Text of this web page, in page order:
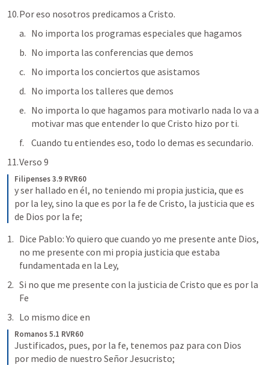
Por eso nosotros predicamos a Cristo.
No importa los programas especiales que hagamos
No importa las conferencias que demos
No importa los conciertos que asistamos
No importa los talleres que demos
No importa lo que hagamos para motivarlo nada lo va a
motivar mas que entender lo que Cristo hizo por ti.
Cuando tu entiendes eso, todo lo demas es secundario.
Verso 9
Filipenses 3.9 RVR60
y ser hallado en él, no teniendo mi propia justicia, que es
por la ley, sino la que es por la fe de Cristo, la justicia que es
de Dios por la fe;
Dice Pablo: Yo quiero que cuando yo me presente ante Dios,
no me presente con mi propia justicia que estaba
fundamentada en la Ley,
Si no que me presente con la justicia de Cristo que es por la
Fe
Lo mismo dice en
Romanos 5.1 RVR60
Justificados, pues, por la fe, tenemos paz para con Dios
por medio de nuestro Señor Jesucristo;